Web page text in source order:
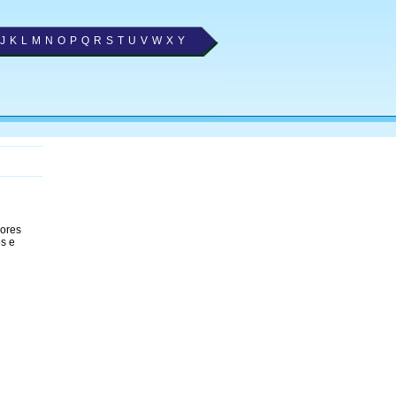
J K L M N O P Q R S T U V W X Y
e